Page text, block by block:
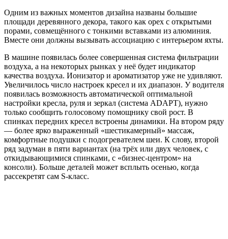
Одним из важных моментов дизайна названы большие
площади деревянного декора, такого как орех с открытыми
порами, совмещённого с тонкими вставками из алюминия.
Вместе они должны вызывать ассоциацию с интерьером яхты.
В машине появилась более совершенная система фильтрации
воздуха, а на некоторых рынках у неё будет индикатор
качества воздуха. Ионизатор и ароматизатор уже не удивляют.
Увеличилось число настроек кресел и их диапазон. У водителя
появилась возможность автоматической оптимальной
настройки кресла, руля и зеркал (система ADAPT), нужно
только сообщить голосовому помощнику свой рост. В
спинках передних кресел встроены динамики. На втором ряду
— более ярко выраженный «шестикамерный» массаж,
комфортные подушки с подогревателем шеи. К слову, второй
ряд задуман в пяти вариантах (на трёх или двух человек, с
откидывающимися спинками, с «бизнес-центром» на
консоли). Больше деталей может всплыть осенью, когда
рассекретят сам S-класс.